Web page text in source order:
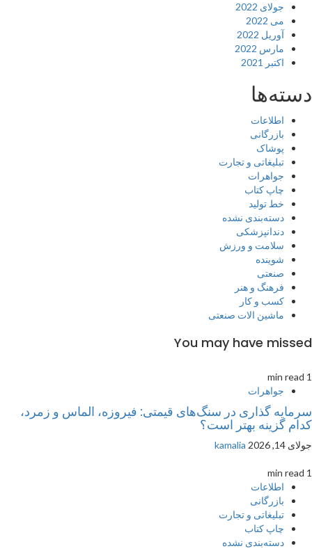
جولای 2022
می 2022
آوریل 2022
مارس 2022
اکتبر 2021
دسته‌ها
اطلاعات
بازرگانی
پوشاک
تبلیغاتی و تجارت
جواهرات
چاپ کتاب
خط تولید
دسته‌بندی نشده
دندانپزشکی
سلامت و ورزش
شوینده
صنعتی
فرهنگ و هنر
کسب و کار
ماشین الات صنعتی
You may have missed
1 min read
جواهرات
سرمایه گذاری در سنگ‌های قیمتی: فیروزه، الماس و زمرد،
کدام گزینه بهتر است؟
جولای 14, 2026 kamalia
1 min read
اطلاعات
بازرگانی
تبلیغاتی و تجارت
چاپ کتاب
دسته‌بندی نشده